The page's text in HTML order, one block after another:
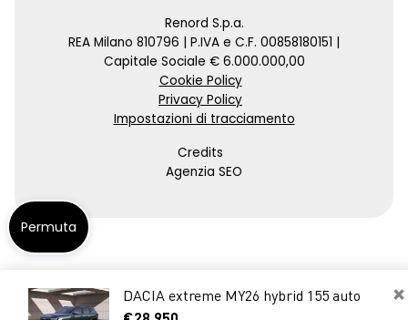
×
DACIA extreme MY26 hybrid 155 auto
Renord S.p.a.
REA Milano 810796 | P.IVA e C.F. 00858180151 |
Capitale Sociale € 6.000.000,00
Cookie Policy
Privacy Policy
Impostazioni di tracciamento
Credits
Agenzia SEO
Permuta